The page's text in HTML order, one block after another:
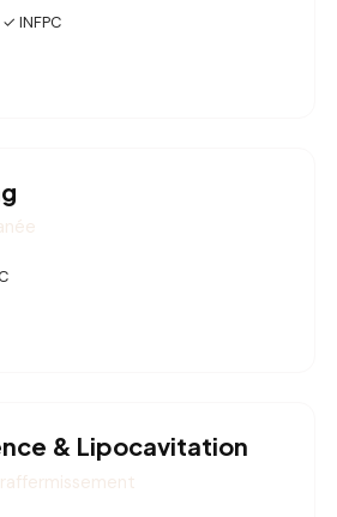
✓ INFPC
& Lipocavitation